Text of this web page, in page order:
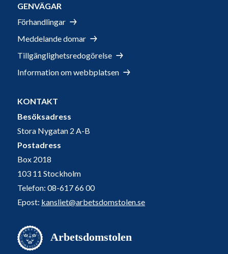
GENVÄGAR
Förhandlingar
Meddelande domar
Tillgänglighetsredogörelse
Information om webbplatsen
KONTAKT
Besöksadress
Stora Nygatan 2 A-B
Postadress
Box 2018
103 11 Stockholm
Telefon: 08-617 66 00
Epost: kansliet@arbetsdomstolen.se